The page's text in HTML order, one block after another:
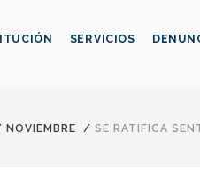
SERVICIOS
NOVIEMBRE / SE RATIFICA